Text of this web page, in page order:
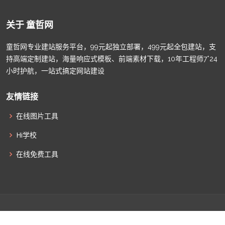
关于 童哲网
童哲网专业建站服务平台，99元起独立部署，499元起全包建站，支
持高端定制建站，海量响应式模板、前端素材下载，10年工程师7*24
小时护航，一站式搞定网站建设
友情链接
在线图片工具
Hi学校
在线免费工具